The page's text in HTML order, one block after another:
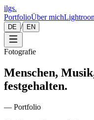
ilgs.
PortfolioÜber mich
DE / EN
Fotografie
Menschen,
festgehalten.
— Portfolio